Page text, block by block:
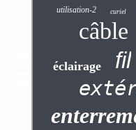
utilisation-2 curiel
câble
éclairage fil